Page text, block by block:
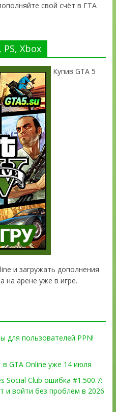
свой счёт в ГТА
Xbox
Купив GTA 5
и загружать дополнения
на арене уже в игре.
для пользователей PPN!
GTA Online уже 14 июля
Social Club ошибка #1.500.7:
и войти без проблем в 2026